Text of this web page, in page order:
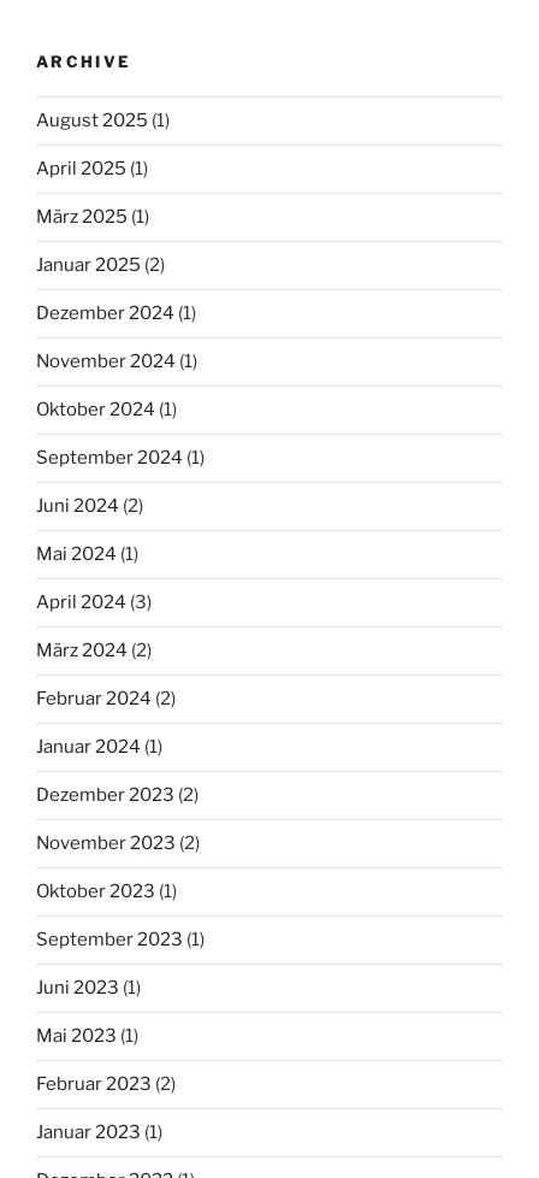
ARCHIVE
August 2025 (1)
April 2025 (1)
März 2025 (1)
Januar 2025 (2)
Dezember 2024 (1)
November 2024 (1)
Oktober 2024 (1)
September 2024 (1)
Juni 2024 (2)
Mai 2024 (1)
April 2024 (3)
März 2024 (2)
Februar 2024 (2)
Januar 2024 (1)
Dezember 2023 (2)
November 2023 (2)
Oktober 2023 (1)
September 2023 (1)
Juni 2023 (1)
Mai 2023 (1)
Februar 2023 (2)
Januar 2023 (1)